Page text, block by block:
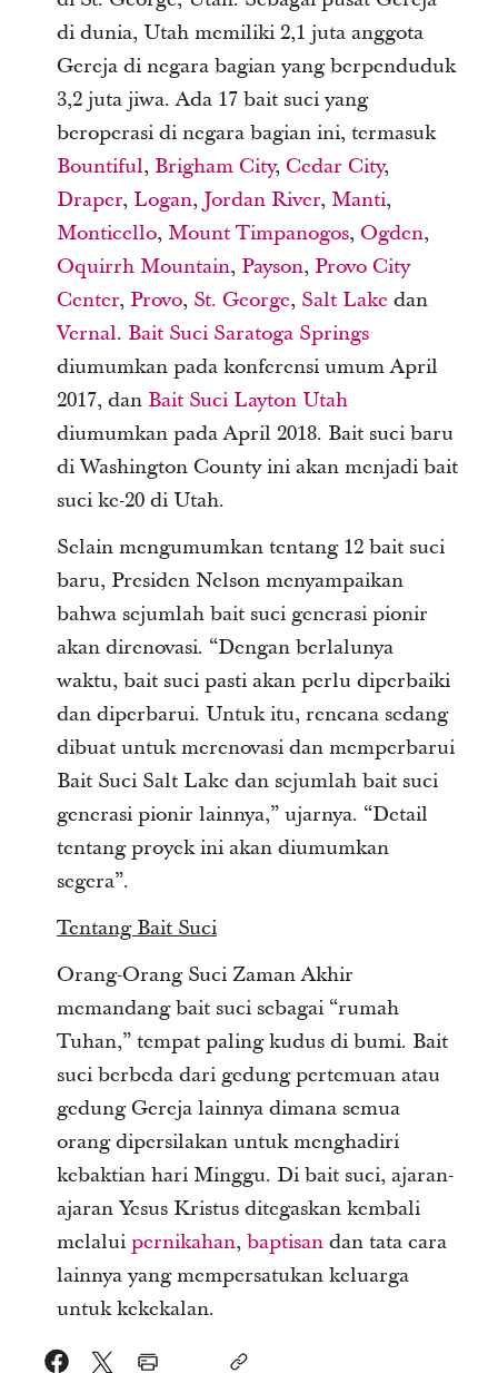
di dunia, Utah memiliki 2,1 juta anggota
Gereja di negara bagian yang berpenduduk
3,2 juta jiwa. Ada 17 bait suci yang
beroperasi di negara bagian ini, termasuk
Bountiful, Brigham City, Cedar City,
Draper, Logan, Jordan River, Manti,
Monticello, Mount Timpanogos, Ogden,
Oquirrh Mountain, Payson, Provo City
Center, Provo, St. George, Salt Lake dan
Vernal. Bait Suci Saratoga Springs
diumumkan pada konferensi umum April
2017, dan Bait Suci Layton Utah
diumumkan pada April 2018. Bait suci baru
di Washington County ini akan menjadi bait
suci ke-20 di Utah.
Selain mengumumkan tentang 12 bait suci
baru, Presiden Nelson menyampaikan
bahwa sejumlah bait suci generasi pionir
akan direnovasi. “Dengan berlalunya
waktu, bait suci pasti akan perlu diperbaiki
dan diperbarui. Untuk itu, rencana sedang
dibuat untuk merenovasi dan memperbarui
Bait Suci Salt Lake dan sejumlah bait suci
generasi pionir lainnya,” ujarnya. “Detail
tentang proyek ini akan diumumkan
segera”.
Tentang Bait Suci
Orang-Orang Suci Zaman Akhir
memandang bait suci sebagai “rumah
Tuhan,” tempat paling kudus di bumi. Bait
suci berbeda dari gedung pertemuan atau
gedung Gereja lainnya dimana semua
orang dipersilakan untuk menghadiri
kebaktian hari Minggu. Di bait suci, ajaran-
ajaran Yesus Kristus ditegaskan kembali
melalui pernikahan, baptisandan tata cara
lainnya yang mempersatukan keluarga
untuk kekekalan.